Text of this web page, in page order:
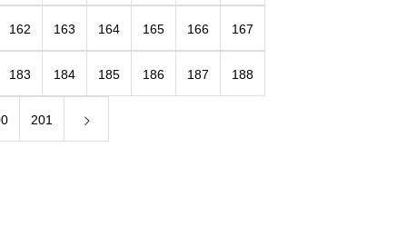
162 163 164 165 166 167
183 184 185 186 187 188
201